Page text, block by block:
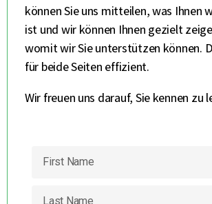
können Sie uns mitteilen, was Ihnen
ist und wir können Ihnen gezielt
womit wir Sie unterstützen können.
für beide Seiten effizient.
Wir freuen uns darauf, Sie kennen zu